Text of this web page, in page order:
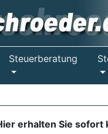
Steuerberatung
erhalten Sie